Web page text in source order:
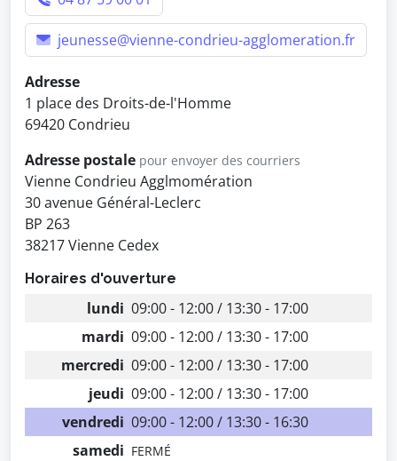
jeunesse@vienne-condrieu-agglomeration.fr
Adresse
1 place des Droits-de-l'Homme
69420 Condrieu
Adresse postale pour envoyer des courriers
Vienne Condrieu Agglmomération
30 avenue Général-Leclerc
BP 263
38217 Vienne Cedex
Horaires d'ouverture
lundi 09:00 - 12:00 / 13:30 - 17:00
mardi 09:00 - 12:00 / 13:30 - 17:00
mercredi 09:00 - 12:00 / 13:30 - 17:00
jeudi 09:00 - 12:00 / 13:30 - 17:00
vendredi 09:00 - 12:00 / 13:30 - 16:30
samedi FERMÉ